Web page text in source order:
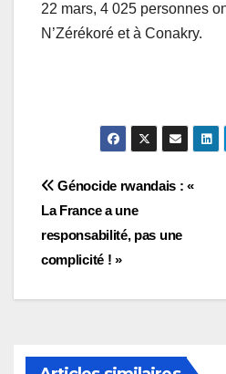
22 mars, 4 025 personnes
N’Zérékoré et à Conakry.
Navigation
de
l’article
Génocide rwandais : «
La France a une
responsabilité, pas une
complicité ! »